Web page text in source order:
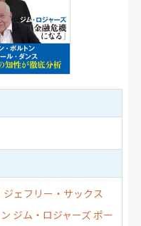
ジェフリー・サックス
ジム・ロジャーズポー